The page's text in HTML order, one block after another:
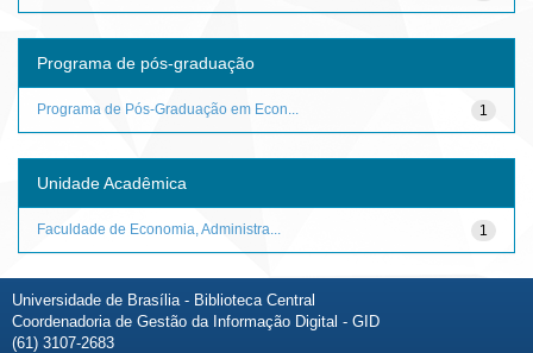
Programa de pós-graduação
1
Programa de Pós-Graduação em Econ...
Unidade Acadêmica
1
Faculdade de Economia, Administra...
Universidade de Brasília - Biblioteca Central
Coordenadoria de Gestão da Informação Digital - GID
(61) 3107-2683